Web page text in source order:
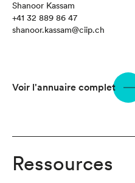
Shanoor Kassam
+41 32 889 86 47
shanoor.kassam@ciip.ch
Voir l'annuaire complet
Ressources